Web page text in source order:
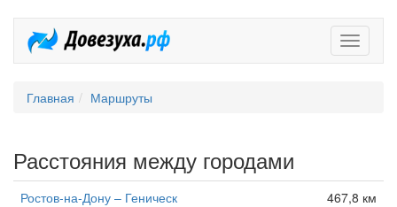
Главная Маршруты
Расстояния между городами
Ростов-на-Дону – Геническ
467,8 км